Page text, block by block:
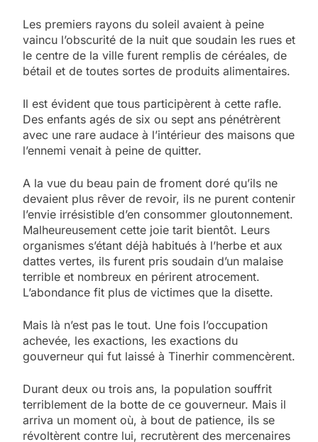
Les premiers rayons du soleil avaient à peine
vaincu l’obscurité de la nuit que soudain les rues et
le centre de la ville furent remplis de céréales, de
bétail et de toutes sortes de produits alimentaires.
Il est évident que tous participèrent à cette rafle.
Des enfants agés de six ou sept ans pénétrèrent
avec une rare audace à l’intérieur des maisons que
l’ennemi venait à peine de quitter.
A la vue du beau pain de froment doré qu’ils ne
devaient plus rêver de revoir, ils ne purent contenir
l’envie irrésistible d’en consommer gloutonnement.
Malheureusement cette joie tarit bientôt. Leurs
organismes s’étant déjà habitués à l’herbe et aux
dattes vertes, ils furent pris soudain d’un malaise
terrible et nombreux en périrent atrocement.
L’abondance fit plus de victimes que la disette.
Mais là n’est pas le tout. Une fois l’occupation
achevée, les exactions, les exactions du
gouverneur qui fut laissé à Tinerhir commencèrent.
Durant deux ou trois ans, la population souffrit
terriblement de la botte de ce gouverneur. Mais il
arriva un moment où, à bout de patience, ils se
révoltèrent contre lui, recrutèrent des mercenaires